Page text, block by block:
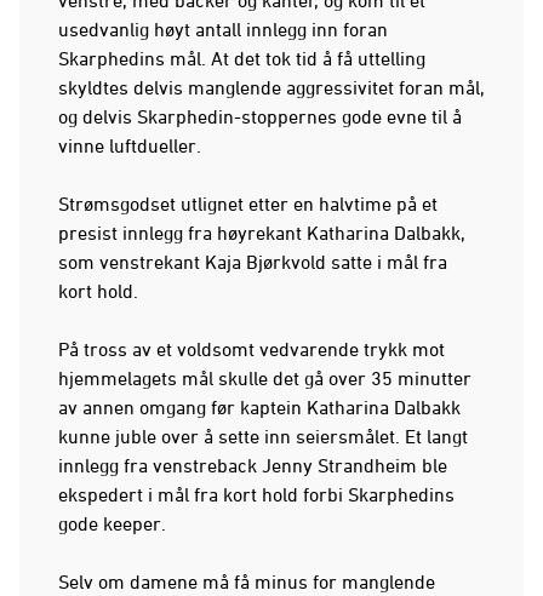
usedvanlig høyt antall innlegg inn foran
Skarphedins mål. At det tok tid å få uttelling
skyldtes delvis manglende aggressivitet foran mål,
og delvis Skarphedin-stoppernes gode evne til å
vinne luftdueller.
Strømsgodset utlignet etter en halvtime på et
presist innlegg fra høyrekant Katharina Dalbakk,
som venstrekant Kaja Bjørkvold satte i mål fra
kort hold.
På tross av et voldsomt vedvarende trykk mot
hjemmelagets mål skulle det gå over 35 minutter
av annen omgang før kaptein Katharina Dalbakk
kunne juble over å sette inn seiersmålet. Et langt
innlegg fra venstreback Jenny Strandheim ble
ekspedert i mål fra kort hold forbi Skarphedins
gode keeper.
Selv om damene må få minus for manglende